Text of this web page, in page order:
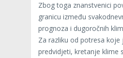
Zbog toga znanstvenici
granicu između
prognoza i dugoročnih
Za razliku od potresa koje
predvidjeti, kretanje klime